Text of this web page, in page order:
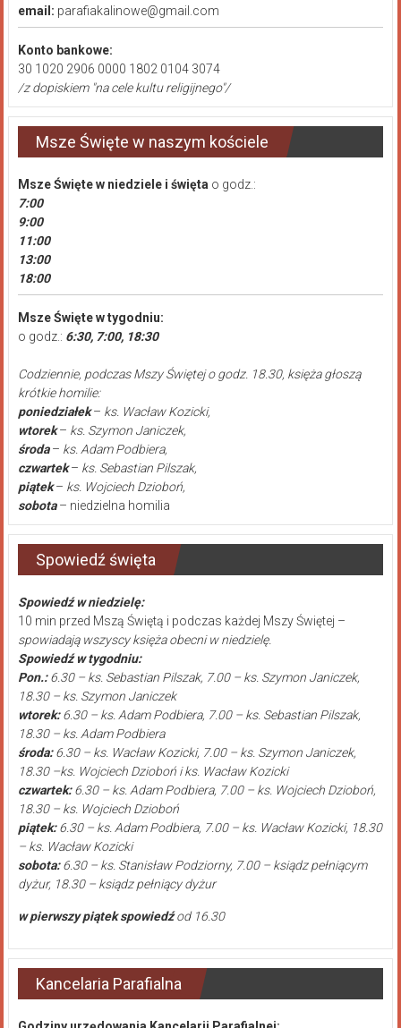
email: parafiakalinowe@gmail.com
Konto bankowe:
30 1020 2906 0000 1802 0104 3074
/z dopiskiem "na cele kultu religijnego"/
Msze Święte w naszym kościele
Msze Świętew niedziele i święta o godz.:
7:00
9:00
11:00
13:00
18:00
Msze Święte w tygodniu:
o godz.: 6:30, 7:00, 18:30
Codziennie, podczas Mszy Świętej o godz. 18.30, księża głoszą
krótkie homilie:
poniedziałek– ks. Wacław Kozicki,
wtorek– ks. Szymon Janiczek,
środa– ks. Adam Podbiera,
czwartek– ks. Sebastian Pilszak,
piątek– ks. Wojciech Dzioboń,
sobota– niedzielna homilia
Spowiedź święta
Spowiedź w niedzielę:
10 min przed Mszą Świętą i podczas każdej Mszy Świętej –
spowiadają wszyscy księża obecni w niedzielę.
Spowiedź w tygodniu:
Pon.:6.30 – ks. Sebastian Pilszak, 7.00 – ks. Szymon Janiczek,
18.30 – ks. Szymon Janiczek
wtorek:6.30 – ks. Adam Podbiera, 7.00 – ks. Sebastian Pilszak,
18.30 – ks. Adam Podbiera
środa:6.30 – ks. Wacław Kozicki, 7.00 – ks. Szymon Janiczek,
18.30 –ks. Wojciech Dzioboń i ks. Wacław Kozicki
czwartek:6.30 – ks. Adam Podbiera, 7.00 – ks. Wojciech Dzioboń,
18.30 – ks. Wojciech Dzioboń
piątek:6.30 – ks. Adam Podbiera, 7.00 – ks. Wacław Kozicki, 18.30
– ks. Wacław Kozicki
sobota:6.30 – ks. Stanisław Podziorny, 7.00 – ksiądz pełniącym
dyżur, 18.30 – ksiądz pełniący dyżur
w pierwszy piątek spowiedźod 16.30
Kancelaria Parafialna